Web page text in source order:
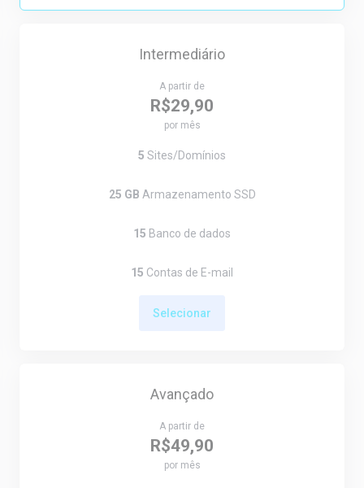
Intermediário
A partir de
R$29,90
por mês
5 Sites/Domínios
25 GB Armazenamento SSD
15 Banco de dados
15 Contas de E-mail
Selecionar
Avançado
A partir de
R$49,90
por mês